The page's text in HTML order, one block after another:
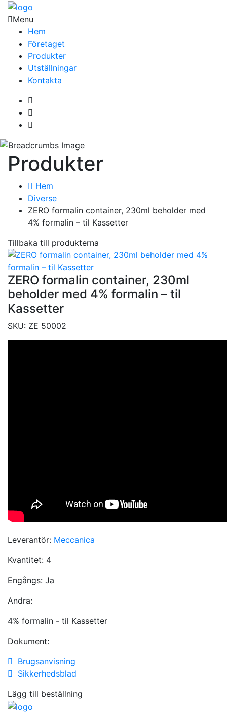
Menu
Hem
Företaget
Produkter
Utställningar
Kontakta
Produkter
Hem
Diverse
ZERO formalin container, 230ml beholder med
4% formalin – til Kassetter
Tillbaka till produkterna
ZERO formalin container, 230ml
beholder med 4% formalin – til
Kassetter
SKU: ZE 50002
Leverantör: Meccanica
Kvantitet: 4
Engångs: Ja
Andra:
4% formalin - til Kassetter
Dokument:
Brugsanvisning
Sikkerhedsblad
Lägg till beställning